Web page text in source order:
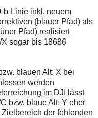
b-Linie inkl. neuem
(blauer Pfad) als
Pfad) realisiert
sogar bis 18686
blauen Alt: X bei
werden
im DJI lässt
bzw. blaue Alt: Y eher
der fehlenden